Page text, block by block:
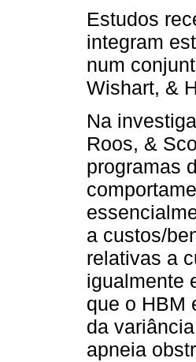
Estudos
integram
num
Wishart, &
Na
Roos, &
programas
a custos/
relativas a
igualmente
que o HBM
da
apneia